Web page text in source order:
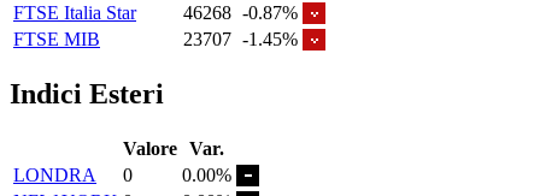
FTSE Italia Star
46268 -0.87%
FTSE MIB
23707 -1.45%
Indici Esteri
Valore Var.
LONDRA
0
0.00%